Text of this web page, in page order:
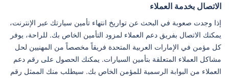
الاتصال بخدمة العملاء
إذا وجدت صعوبة في البحث عن تواريخ انتهاء تأمين سيارتك عبر الإنترنت،
يمكنك الاتصال بفريق دعم العملاء لمزود التأمين الخاص بك. للراحة، يوفر
كل مؤمن في الإمارات العربية المتحدة فريقاً مخصصاً من المهنيين لحل
مشاكل العملاء المتعلقة بتأمين السيارات. يمكنك الحصول على رقم دعم
العملاء من البوابة الرسمية للمؤمن الخاص بك. سيطلب منك الممثل رقم